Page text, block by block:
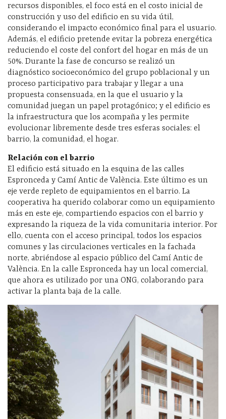
recursos disponibles, el foco está en el costo inicial de
construcción y uso del edificio en su vida útil,
considerando el impacto económico final para el usuario.
Además, el edificio pretende evitar la pobreza energética
reduciendo el coste del confort del hogar en más de un
50%. Durante la fase de concurso se realizó un
diagnóstico socioeconómico del grupo poblacional y un
proceso participativo para trabajar y llegar a una
propuesta consensuada, en la que el usuario y la
comunidad juegan un papel protagónico; y el edificio es
la infraestructura que los acompaña y les permite
evolucionar libremente desde tres esferas sociales: el
barrio, la comunidad, el hogar.
Relación con el barrio
El edificio está situado en la esquina de las calles
Espronceda y Camí Antic de València. Este último es un
eje verde repleto de equipamientos en el barrio. La
cooperativa ha querido colaborar como un equipamiento
más en este eje, compartiendo espacios con el barrio y
expresando la riqueza de la vida comunitaria interior. Por
ello, cuenta con el acceso principal, todos los espacios
comunes y las circulaciones verticales en la fachada
norte, abriéndose al espacio público del Camí Antic de
València. En la calle Espronceda hay un local comercial,
que ahora es utilizado por una ONG, colaborando para
activar la planta baja de la calle.